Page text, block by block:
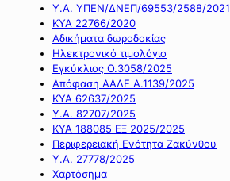
Υ.Α. ΥΠΕΝ/ΔΝΕΠ/69553/2588/2021
ΚΥΑ 22766/2020
Αδικήματα δωροδοκίας
Ηλεκτρονικό τιμολόγιο
Εγκύκλιος Ο.3058/2025
Απόφαση ΑΑΔΕ Α.1139/2025
ΚΥΑ 62637/2025
Υ.Α. 82707/2025
ΚΥΑ 188085 ΕΞ 2025/2025
Περιφερειακή Ενότητα Ζακύνθου
Υ.Α. 27778/2025
Χαρτόσημα